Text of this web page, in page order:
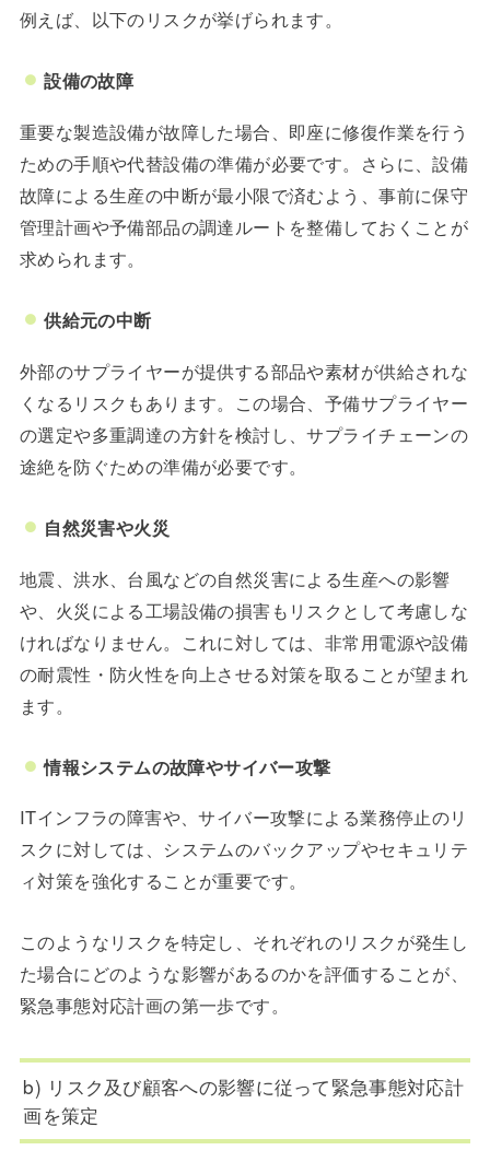
例えば、以下のリスクが挙げられます。
設備の故障
重要な製造設備が故障した場合、即座に修復作業を行う
ための手順や代替設備の準備が必要です。さらに、設備
故障による生産の中断が最小限で済むよう、事前に保守
管理計画や予備部品の調達ルートを整備しておくことが
求められます。
供給元の中断
外部のサプライヤーが提供する部品や素材が供給されな
くなるリスクもあります。この場合、予備サプライヤー
の選定や多重調達の方針を検討し、サプライチェーンの
途絶を防ぐための準備が必要です。
自然災害や火災
地震、洪水、台風などの自然災害による生産への影響
や、火災による工場設備の損害もリスクとして考慮しな
ければなりません。これに対しては、非常用電源や設備
の耐震性・防火性を向上させる対策を取ることが望まれ
ます。
情報システムの故障やサイバー攻撃
ITインフラの障害や、サイバー攻撃による業務停止のリ
スクに対しては、システムのバックアップやセキュリテ
ィ対策を強化することが重要です。
このようなリスクを特定し、それぞれのリスクが発生し
た場合にどのような影響があるのかを評価することが、
緊急事態対応計画の第一歩です。
b) リスク及び顧客への影響に従って緊急事態対応計
画を策定